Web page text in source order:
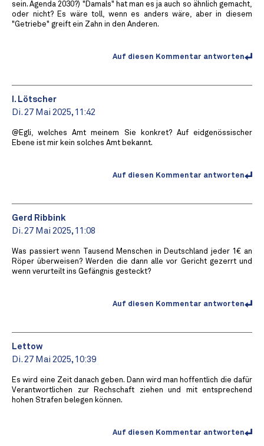
sein. Agenda 2030?) "Damals" hat man es ja auch so ähnlich gemacht,
oder nicht? Es wäre toll, wenn es anders wäre, aber in diesem
"Getriebe" greift ein Zahn in den Anderen.
Auf diesen Kommentar antworten
I. Lötscher
Di. 27 Mai 2025, 11:42
@Egli, welches Amt meinem Sie konkret? Auf eidgenössischer
Ebene ist mir kein solches Amt bekannt.
Auf diesen Kommentar antworten
Gerd Ribbink
Di. 27 Mai 2025, 11:08
Was passiert wenn Tausend Menschen in Deutschland jeder 1€ an
Röper überweisen? Werden die dann alle vor Gericht gezerrt und
wenn verurteilt ins Gefängnis gesteckt?
Auf diesen Kommentar antworten
Lettow
Di. 27 Mai 2025, 10:39
Es wird eine Zeit danach geben. Dann wird man hoffentlich die dafür
Verantwortlichen zur Rechschaft ziehen und mit entsprechend
hohen Strafen belegen können.
Auf diesen Kommentar antworten